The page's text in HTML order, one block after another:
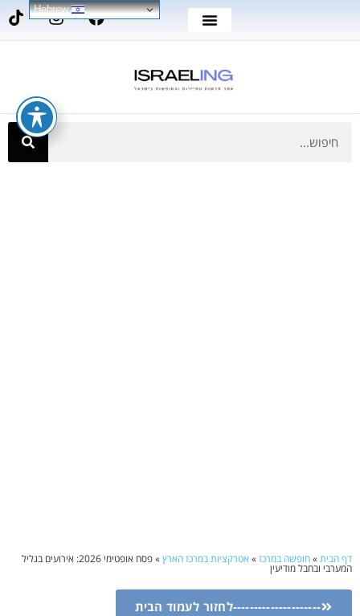
דף הבית»חופשה במרכז» אטרקציות במרכז הארץ» פסח אופטימי 2026: אירועים בגליל
המערבי ובחבל מודיעין
---------------------לחזור לעמוד הבית
Hebrew